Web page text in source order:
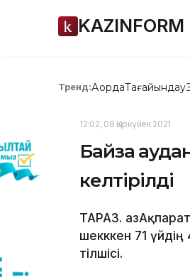
KAZINFORM
Тренд:АқордаТағайындау
12:02, 08 Қыркүйек 2021
Байзақ
келтірілді
ТАРАЗ.
шекккен 71 үйдің
тілшісі.